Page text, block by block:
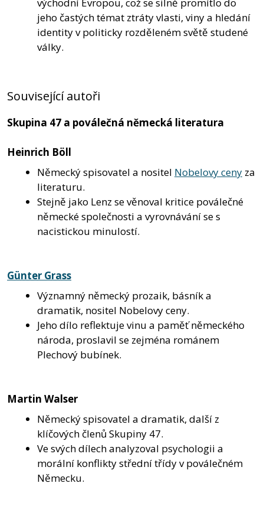
východní Evropou, což se silně promítlo do
jeho častých témat ztráty vlasti, viny a hledání
identity v politicky rozděleném světě studené
války.
Související autoři
Skupina 47 a poválečná německá literatura
Heinrich Böll
Německý spisovatel a nositel Nobelovy ceny za
literaturu.
Stejně jako Lenz se věnoval kritice poválečné
německé společnosti a vyrovnávání se s
nacistickou minulostí.
Günter Grass
Významný německý prozaik, básník a
dramatik, nositel Nobelovy ceny.
Jeho dílo reflektuje vinu a paměť německého
národa, proslavil se zejména románem
Plechový bubínek.
Martin Walser
Německý spisovatel a dramatik, další z
klíčových členů Skupiny 47.
Ve svých dílech analyzoval psychologii a
morální konflikty střední třídy v poválečném
Německu.